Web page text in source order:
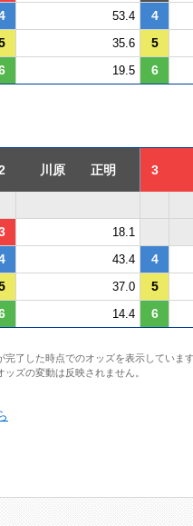
53.4
4
35.6
5
19.5 6
川原 正明 3
18.1
43.4
4
37.0
5
14.4 6
完了した時点でのオッズを表示していま
ズの変動は反映されません。